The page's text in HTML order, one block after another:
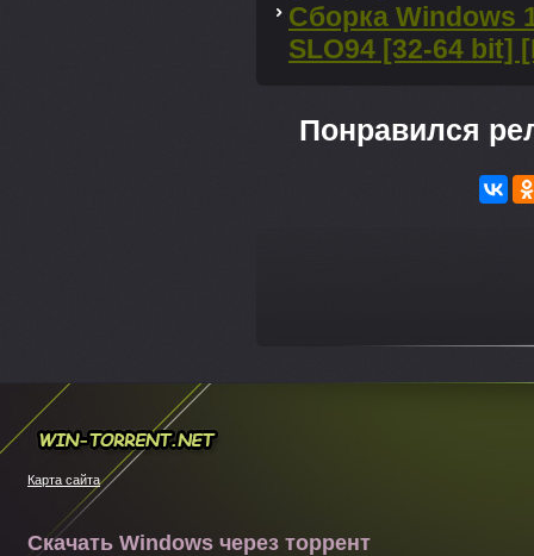
Сборка Windows
SLO94 [32-64 bit]
Понравился
Карта сайта
Скачать Windows через торрент